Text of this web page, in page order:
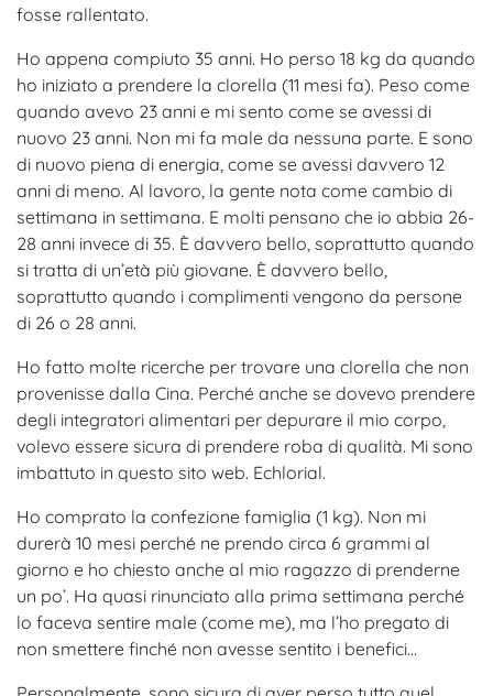
fosse rallentato.
Ho appena compiuto 35 anni. Ho perso 18 kg da quando
ho iniziato a prendere la clorella (11 mesi fa). Peso come
quando avevo 23 anni e mi sento come se avessi di
nuovo 23 anni. Non mi fa male da nessuna parte. E sono
di nuovo piena di energia, come se avessi davvero 12
anni di meno. Al lavoro, la gente nota come cambio di
settimana in settimana. E molti pensano che io abbia 26-
28 anni invece di 35. È davvero bello, soprattutto quando
si tratta di un’età più giovane. È davvero bello,
soprattutto quando i complimenti vengono da persone
di 26 o 28 anni.
Ho fatto molte ricerche per trovare una clorella che non
provenisse dalla Cina. Perché anche se dovevo prendere
degli integratori alimentari per depurare il mio corpo,
volevo essere sicura di prendere roba di qualità. Mi sono
imbattuto in questo sito web. Echlorial.
Ho comprato la confezione famiglia (1 kg). Non mi
durerà 10 mesi perché ne prendo circa 6 grammi al
giorno e ho chiesto anche al mio ragazzo di prenderne
un po’. Ha quasi rinunciato alla prima settimana perché
lo faceva sentire male (come me), ma l’ho pregato di
non smettere finché non avesse sentito i benefici…